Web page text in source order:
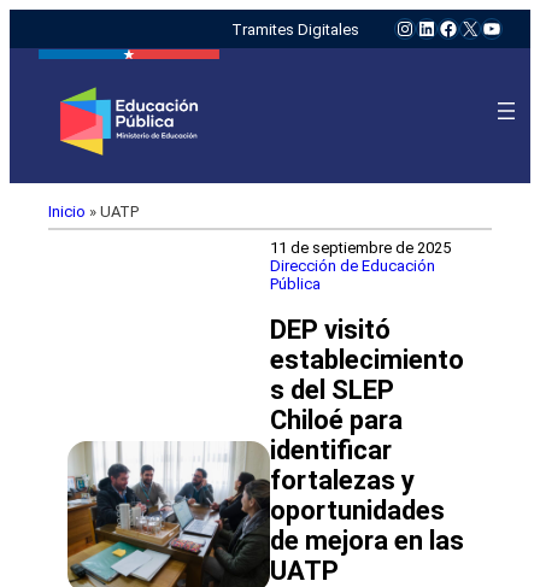
Tramites Digitales Instagram
LinkedIn
Facebook
X
Inicio » UATP
11 de septiembre de 2025
Dirección de Educación
Pública
DEP visitó
establecimiento
s del SLEP
Chiloé para
identificar
fortalezas y
oportunidades
de mejora en las
UATP